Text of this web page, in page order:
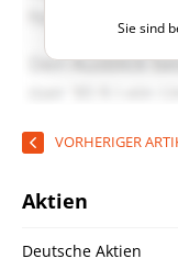
Sie sind
VORHERIGER
Aktien
Deutsche Aktien